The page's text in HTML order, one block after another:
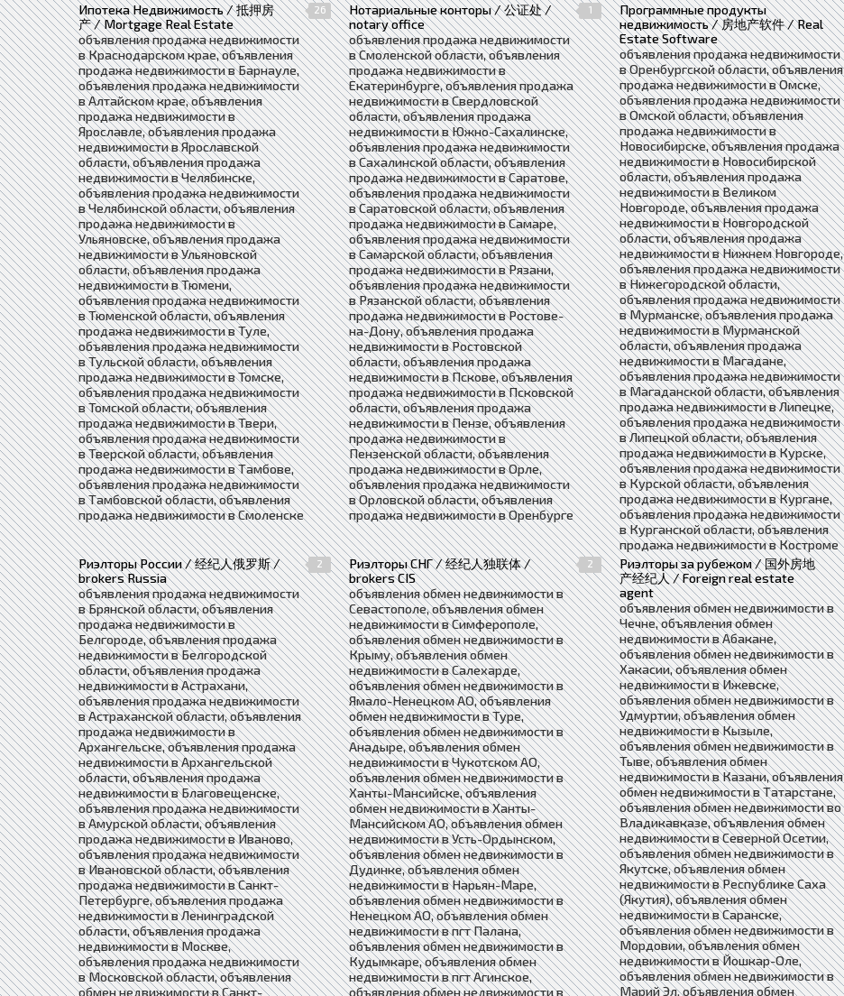
Ипотека Недвижимость / 抵押房
产 / Mortgage Real Estate
26
объявления продажа недвижимости
в Краснодарском крае, объявления
продажа недвижимости в Барнауле,
объявления продажа недвижимости
в Алтайском крае, объявления
продажа недвижимости в
Ярославле, объявления продажа
недвижимости в Ярославской
области, объявления продажа
недвижимости в Челябинске,
объявления продажа недвижимости
в Челябинской области, объявления
продажа недвижимости в
Ульяновске, объявления продажа
недвижимости в Ульяновской
области, объявления продажа
недвижимости в Тюмени,
объявления продажа недвижимости
в Тюменской области, объявления
продажа недвижимости в Туле,
объявления продажа недвижимости
в Тульской области, объявления
продажа недвижимости в Томске,
объявления продажа недвижимости
в Томской области, объявления
продажа недвижимости в Твери,
объявления продажа недвижимости
в Тверской области, объявления
продажа недвижимости в Тамбове,
объявления продажа недвижимости
в Тамбовской области, объявления
продажа недвижимости в Смоленске
Нотариальные конторы / 公证处 /
notary office
1
объявления продажа недвижимости
в Смоленской области, объявления
продажа недвижимости в
Екатеринбурге, объявления продажа
недвижимости в Свердловской
области, объявления продажа
недвижимости в Южно-Сахалинске,
объявления продажа недвижимости
в Сахалинской области, объявления
продажа недвижимости в Саратове,
объявления продажа недвижимости
в Саратовской области, объявления
продажа недвижимости в Самаре,
объявления продажа недвижимости
в Самарской области, объявления
продажа недвижимости в Рязани,
объявления продажа недвижимости
в Рязанской области, объявления
продажа недвижимости в Ростове-
на-Дону, объявления продажа
недвижимости в Ростовской
области, объявления продажа
недвижимости в Пскове, объявления
продажа недвижимости в Псковской
области, объявления продажа
недвижимости в Пензе, объявления
продажа недвижимости в
Пензенской области, объявления
продажа недвижимости в Орле,
объявления продажа недвижимости
в Орловской области, объявления
продажа недвижимости в Оренбурге
Программные продукты
недвижимость / 房地产软件 / Real
Estate Software
объявления продажа недвижимости
в Оренбургской области, объявления
продажа недвижимости в Омске,
объявления продажа недвижимости
в Омской области, объявления
продажа недвижимости в
Новосибирске, объявления продажа
недвижимости в Новосибирской
области, объявления продажа
недвижимости в Великом
Новгороде, объявления продажа
недвижимости в Новгородской
области, объявления продажа
недвижимости в Нижнем Новгороде,
объявления продажа недвижимости
в Нижегородской области,
объявления продажа недвижимости
в Мурманске, объявления продажа
недвижимости в Мурманской
области, объявления продажа
недвижимости в Магадане,
объявления продажа недвижимости
в Магаданской области, объявления
продажа недвижимости в Липецке,
объявления продажа недвижимости
в Липецкой области, объявления
продажа недвижимости в Курске,
объявления продажа недвижимости
в Курской области, объявления
продажа недвижимости в Кургане,
объявления продажа недвижимости
в Курганской области, объявления
продажа недвижимости в Костроме
Риэлторы России / 经纪人俄罗斯 /
brokers Russia
2
объявления продажа недвижимости
в Брянской области, объявления
продажа недвижимости в
Белгороде, объявления продажа
недвижимости в Белгородской
области, объявления продажа
недвижимости в Астрахани,
объявления продажа недвижимости
в Астраханской области, объявления
продажа недвижимости в
Архангельске, объявления продажа
недвижимости в Архангельской
области, объявления продажа
недвижимости в Благовещенске,
объявления продажа недвижимости
в Амурской области, объявления
продажа недвижимости в Иваново,
объявления продажа недвижимости
в Ивановской области, объявления
продажа недвижимости в Санкт-
Петербурге, объявления продажа
недвижимости в Ленинградской
области, объявления продажа
недвижимости в Москве,
объявления продажа недвижимости
в Московской области, объявления
обмен недвижимости в Санкт-
Риэлторы СНГ / 经纪人独联体 /
brokers CIS
2
объявления обмен недвижимости в
Севастополе, объявления обмен
недвижимости в Симферополе,
объявления обмен недвижимости в
Крыму, объявления обмен
недвижимости в Салехарде,
объявления обмен недвижимости в
Ямало-Ненецком АО, объявления
обмен недвижимости в Туре,
объявления обмен недвижимости в
Анадыре, объявления обмен
недвижимости в Чукотском АО,
объявления обмен недвижимости в
Ханты-Мансийске, объявления
обмен недвижимости в Ханты-
Мансийском АО, объявления обмен
недвижимости в Усть-Ордынском,
объявления обмен недвижимости в
Дудинке, объявления обмен
недвижимости в Нарьян-Маре,
объявления обмен недвижимости в
Ненецком АО, объявления обмен
недвижимости в пгт Палана,
объявления обмен недвижимости в
Кудымкаре, объявления обмен
недвижимости в пгт Агинское,
объявления обмен недвижимости в
Риэлторы за рубежом / 国外房地
产经纪人 / Foreign real estate
agent
объявления обмен недвижимости в
Чечне, объявления обмен
недвижимости в Абакане,
объявления обмен недвижимости в
Хакасии, объявления обмен
недвижимости в Ижевске,
объявления обмен недвижимости в
Удмуртии, объявления обмен
недвижимости в Кызыле,
объявления обмен недвижимости в
Тыве, объявления обмен
недвижимости в Казани, объявления
обмен недвижимости в Татарстане,
объявления обмен недвижимости во
Владикавказе, объявления обмен
недвижимости в Северной Осетии,
объявления обмен недвижимости в
Якутске, объявления обмен
недвижимости в Республике Саха
(Якутия), объявления обмен
недвижимости в Саранске,
объявления обмен недвижимости в
Мордовии, объявления обмен
недвижимости в Йошкар-Оле,
объявления обмен недвижимости в
Марий Эл, объявления обмен